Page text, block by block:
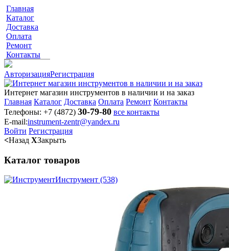
Главная
Каталог
Доставка
Оплата
Ремонт
Контакты
АвторизацияРегистрация
Интернет магазин инструментов в наличии и на заказ
Главная Каталог Доставка Оплата Ремонт Контакты
Телефоны: +7 (4872) 30-79-80 все контакты
E-mail:instrument-zentr@yandex.ru
Войти Регистрация
<Назад XЗакрыть
Каталог товаров
Инструмент (538)